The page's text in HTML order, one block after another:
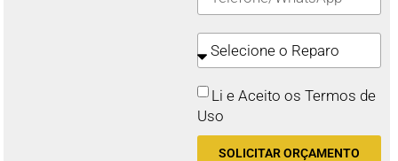
Li e Aceito os Termos de
Uso
SOLICITAR ORÇAMENTO